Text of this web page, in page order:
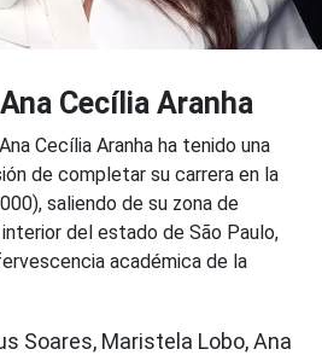
Cecília Aranha
Cecília Aranha ha tenido una
de completar su carrera en la
saliendo de su zona de
del estado de São Paulo,
académica de la
Soares, Maristela Lobo, Ana